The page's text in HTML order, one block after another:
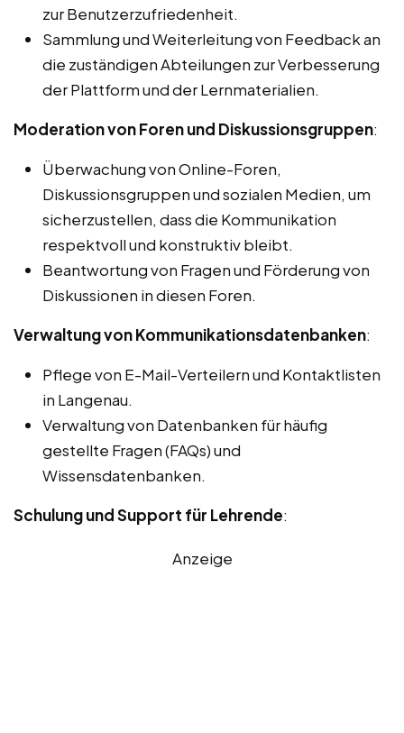
zur Benutzerzufriedenheit.
Sammlung und Weiterleitung von Feedback an
die zuständigen Abteilungen zur Verbesserung
der Plattform und der Lernmaterialien.
Moderation von Foren und Diskussionsgruppen:
Überwachung von Online-Foren,
Diskussionsgruppen und sozialen Medien, um
sicherzustellen, dass die Kommunikation
respektvoll und konstruktiv bleibt.
Beantwortung von Fragen und Förderung von
Diskussionen in diesen Foren.
Verwaltung von Kommunikationsdatenbanken:
Pflege von E-Mail-Verteilern und Kontaktlisten
in Langenau.
Verwaltung von Datenbanken für häufig
gestellte Fragen (FAQs) und
Wissensdatenbanken.
Schulung und Support für Lehrende:
Anzeige